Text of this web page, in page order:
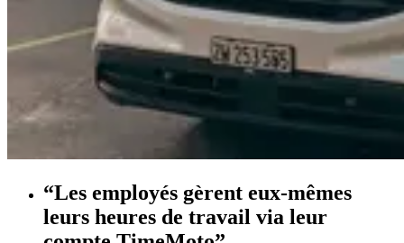
“Les employés gèrent eux-mêmes
leurs heures de travail via leur